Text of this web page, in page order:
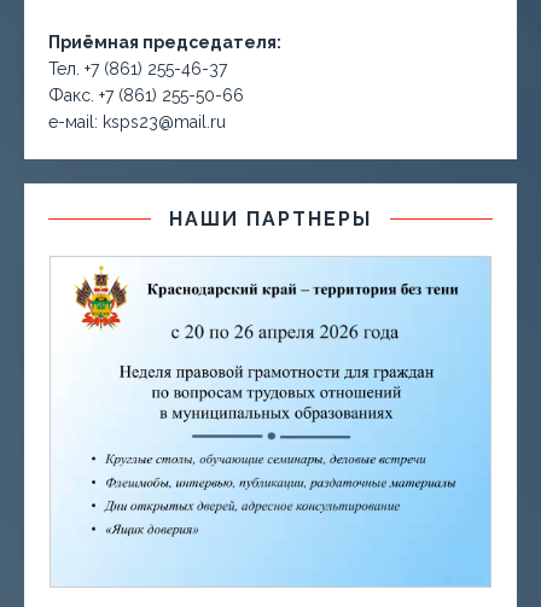
Приёмная председателя:
Тел. +7 (861) 255-46-37
Факс. +7 (861) 255-50-66
е-маil: ksps23@mail.ru
НАШИ ПАРТНЕРЫ